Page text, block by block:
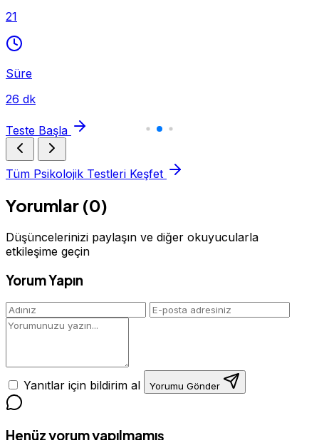
21
Süre
26 dk
Teste Başla
Tüm Psikolojik Testleri Keşfet
Yorumlar (0)
Düşüncelerinizi paylaşın ve diğer okuyucularla
etkileşime geçin
Yorum Yapın
Yanıtlar için bildirim al Yorumu Gönder
Henüz yorum yapılmamış